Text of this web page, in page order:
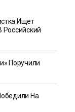
Ищет
Поручили
На